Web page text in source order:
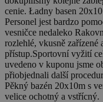
cenie. Ładny basen
Personel jest bardzo
vesničce nedaleko
rozlehlé, vkusně zařízené
přístup.Sportovní vyžití
uvedeno v kuponu jsme
přiobjednali další
Pěkný bazén 20x10m s
velice ochotný a vstřícný.